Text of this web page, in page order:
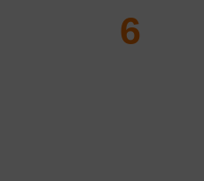
6